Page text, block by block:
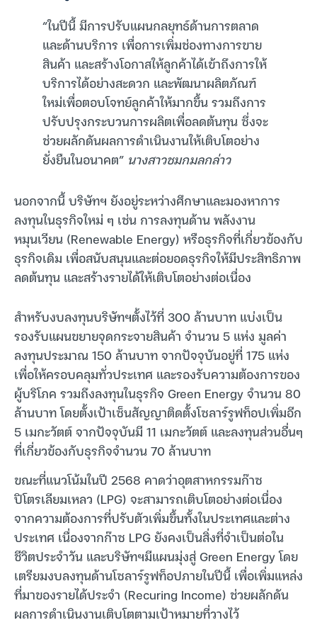
“ในปีนี้ มีการปรับแผนกลยุทธ์ด้านการตลาด
และด้านบริการ เพื่อการเพิ่มช่องทางการขาย
สินค้า และสร้างโอกาสให้ลูกค้าได้เข้าถึงการให้
บริการได้อย่างสะดวก และพัฒนาผลิตภัณฑ์
ใหม่เพื่อตอบโจทย์ลูกค้าให้มากขึ้น รวมถึงการ
ปรับปรุงกระบวนการผลิตเพื่อลดต้นทุน ซึ่งจะ
ช่วยผลักดันผลการดำเนินงานให้เติบโตอย่าง
ยั่งยืนในอนาคต” นางสาวชมกมลกล่าว
นอกจากนี้ บริษัทฯ ยังอยู่ระหว่างศึกษาและมองหาการ
ลงทุนในธุรกิจใหม่ ๆ เช่น การลงทุนด้าน พลังงาน
หมุนเวียน (Renewable Energy) หรือธุรกิจที่เกี่ยวข้องกับ
ธุรกิจเดิม เพื่อสนับสนุนและต่อยอดธุรกิจให้มีประสิทธิภาพ
ลดต้นทุน และสร้างรายได้ให้เติบโตอย่างต่อเนื่อง
สำหรับงบลงทุนบริษัทฯตั้งไว้ที่ 300 ล้านบาท แบ่งเป็น
รองรับแผนขยายจุดกระจายสินค้า จำนวน 5 แห่ง มูลค่า
ลงทุนประมาณ 150 ล้านบาท จากปัจจุบันอยู่ที่ 175 แห่ง
เพื่อให้ครอบคลุมทั่วประเทศ และรองรับความต้องการของ
ผู้บริโภค รวมถึงลงทุนในธุรกิจ Green Energy จำนวน 80
ล้านบาท โดยตั้งเป้าเซ็นสัญญาติดตั้งโซลาร์รูฟท็อปเพิ่มอีก
5 เมกะวัตต์ จากปัจจุบันมี 11 เมกะวัตต์ และลงทุนส่วนอื่นๆ
ที่เกี่ยวข้องกับธุรกิจจำนวน 70 ล้านบาท
ขณะที่แนวโน้มในปี 2568 คาดว่าอุตสาหกรรมก๊าซ
ปิโตรเลียมเหลว (LPG) จะสามารถเติบโตอย่างต่อเนื่อง
จากความต้องการที่ปรับตัวเพิ่มขึ้นทั้งในประเทศและต่าง
ประเทศ เนื่องจากก๊าซ LPG ยังคงเป็นสิ่งที่จำเป็นต่อใน
ชีวิตประจำวัน และบริษัทฯมีแผนมุ่งสู่ Green Energy โดย
เตรียมงบลงทุนด้านโซลาร์รูฟท็อปภายในปีนี้ เพื่อเพิ่มแหล่ง
ที่มาของรายได้ประจำ (Recuring Income) ช่วยผลักดัน
ผลการดำเนินงานเติบโตตามเป้าหมายที่วางไว้